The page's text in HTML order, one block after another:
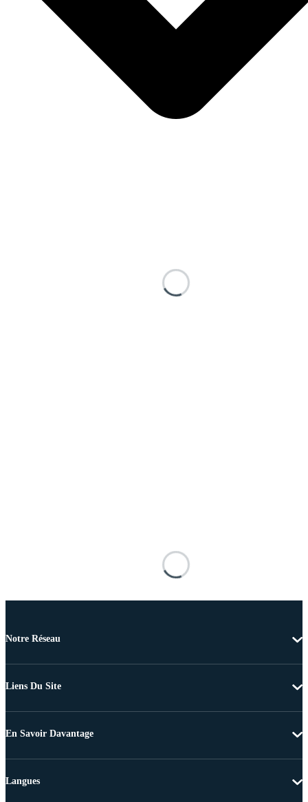
Notre Réseau
Liens Du Site
En Savoir Davantage
Langues